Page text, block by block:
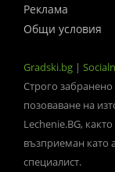
Реклама
Общи условия
Gradski.bg |
Строго
позоваване на
Lechenie.BG,
възприеман като
специалист.